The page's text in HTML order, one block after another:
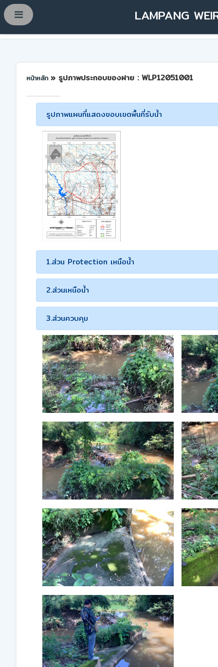
LAMPANG
หน้าหลัก » รูปภาพประกอบของฝาย : WLP12051001
รูปภาพแผนที่แสดงขอบเขตพื้นที่รับน้ำ
1.ส่วน Protection เหนือน้ำ
2.ส่วนเหนือน้ำ
3.ส่วนควบคุม